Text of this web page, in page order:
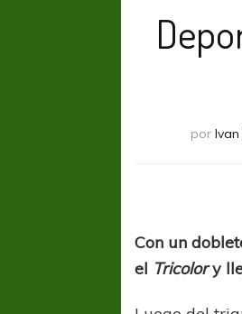
por
Con un
el Tricolory